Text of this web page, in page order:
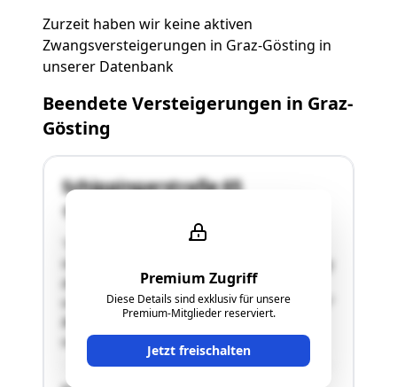
Zurzeit haben wir keine aktiven
Zwangsversteigerungen in Graz-Gösting in
unserer Datenbank
Beendete Versteigerungen in Graz-
Gösting
Premium Zugriff
Diese Details sind exklusiv für unsere
Premium-Mitglieder reserviert.
Jetzt freischalten
Schippingerstraße 65
"Grundbuch: KG 63112 Gösting Einlagezahl: EZ
421 hievon 61/340-Anteile B-LNR 25Bezeichnung
der Liegenschaft: GSt Nr .317 mit einer Fläche
von 300 m², davon 168 m² Bauf.(10) und 132 m²
Bauf.(20) und Gst Nr 341/48 mit einer Fläche
von 522 m² …"